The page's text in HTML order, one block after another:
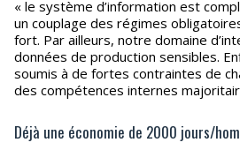
« le système d’information est
un couplage des régimes
fort. Par ailleurs, notre domaine
données de production sensibles.
soumis à de fortes contraintes de
des compétences internes
Déjà une économie de 2000 jours/